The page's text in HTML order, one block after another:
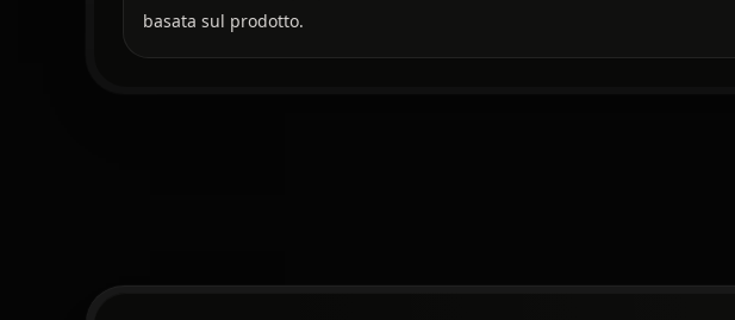
basata sul prodotto.